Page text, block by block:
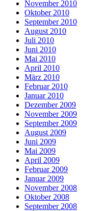
November 2010
Oktober 2010
September 2010
August 2010
Juli 2010
Juni 2010
Mai 2010
April 2010
März 2010
Februar 2010
Januar 2010
Dezember 2009
November 2009
September 2009
August 2009
Juni 2009
Mai 2009
April 2009
Februar 2009
Januar 2009
November 2008
Oktober 2008
September 2008